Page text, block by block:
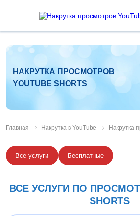
НАКРУТКА ПРОСМОТРОВ
YOUTUBE SHORTS
Главная Накрутка в YouTube Накрутка
Все услуги Бесплатные
ВСЕ УСЛУГИ ПО
SHORTS